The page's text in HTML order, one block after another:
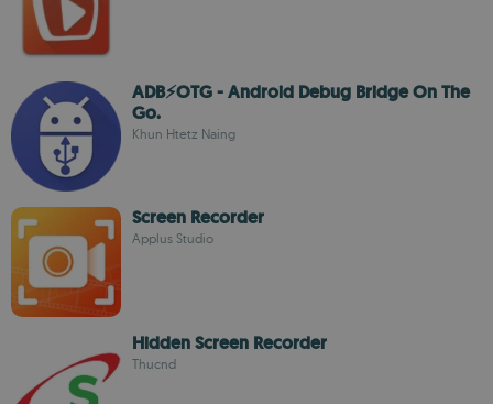
ADB⚡OTG - Android Debug Bridge On The
Go.
Khun Htetz Naing
Screen Recorder
Applus Studio
Hidden Screen Recorder
Thucnd